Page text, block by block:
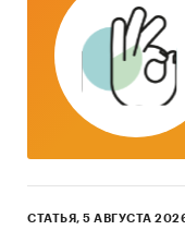
СТАТЬЯ, 5 АВГУСТА